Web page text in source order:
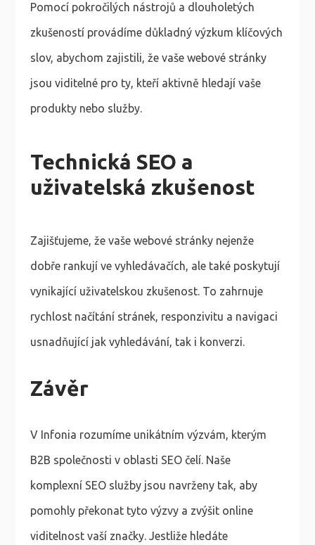
Pomocí pokročilých nástrojů a dlouholetých
zkušeností provádíme důkladný výzkum klíčových
slov, abychom zajistili, že vaše webové stránky
jsou viditelné pro ty, kteří aktivně hledají vaše
produkty nebo služby.
Technická SEO a
uživatelská zkušenost
Zajišťujeme, že vaše webové stránky nejenže
dobře rankují ve vyhledávačích, ale také poskytují
vynikající uživatelskou zkušenost. To zahrnuje
rychlost načítání stránek, responzivitu a navigaci
usnadňující jak vyhledávání, tak i konverzi.
Závěr
V Infonia rozumíme unikátním výzvám, kterým
B2B společnosti v oblasti SEO čelí. Naše
komplexní SEO služby jsou navrženy tak, aby
pomohly překonat tyto výzvy a zvýšit online
viditelnost vaší značky. Jestliže hledáte